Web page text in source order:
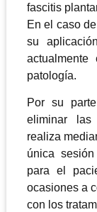
fascitis
En el caso
su
patología.
Por su
eliminar las
realiza
única
para el
ocasiones a
con los